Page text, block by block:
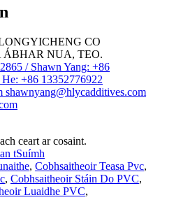
CO
NUA, TEO.
/ Shawn Yang: +86
+86 13352776922
shawnyang@hlycadditives.com
ceart ar cosaint.
tSuímh
, Cobhsaitheoir Teasa Pvc,
, Cobhsaitheoir Stáin Do PVC,
Luaidhe PVC,